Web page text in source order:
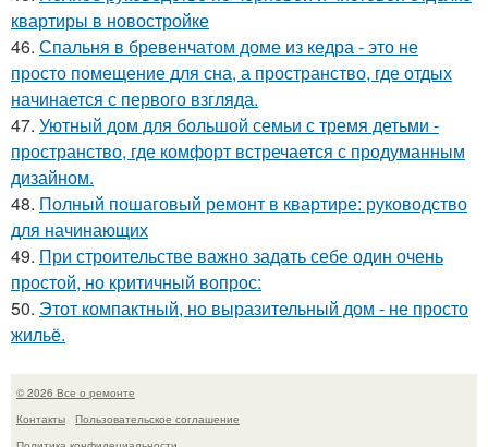
квартиры в новостройке
46. Спальня в бревенчатом доме из кедра - это не
просто помещение для сна, а пространство, где отдых
начинается с первого взгляда.
47. Уютный дом для большой семьи с тремя детьми -
пространство, где комфорт встречается с продуманным
дизайном.
48. Полный пошаговый ремонт в квартире: руководство
для начинающих
49. При строительстве важно задать себе один очень
простой, но критичный вопрос:
50. Этот компактный, но выразительный дом - не просто
жильё.
© 2026 Все о ремонте
Контакты
Пользовательское соглашение